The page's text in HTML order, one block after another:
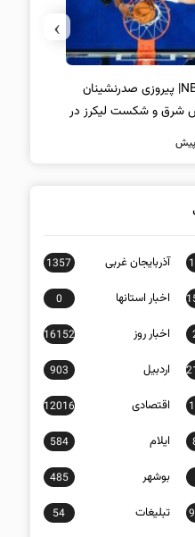
لیگ NBA| پیروزی صدرنشینان
شرق و شکست لیکرز در
›
آذربایجان غربی 1357
اخبار استانها 0
اخبار روز 16152
اردبیل 903
اقتصادی 12016
ایلام 584
بوشهر 485
تبلیغات 54